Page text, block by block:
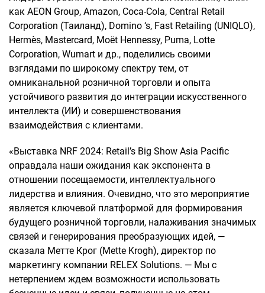
как AEON Group, Amazon, Coca-Cola, Central Retail
Corporation (Таиланд), Domino ‘s, Fast Retailing (UNIQLO),
Hermès, Mastercard, Moët Hennessy, Puma, Lotte
Corporation, Wumart и др., поделились своими
взглядами по широкому спектру тем, от
омниканальной розничной торговли и опыта
устойчивого развития до интеграции искусственного
интеллекта (ИИ) и совершенствования
взаимодействия с клиентами.
«Выставка NRF 2024: Retail’s Big Show Asia Pacific
оправдала наши ожидания как экспонента в
отношении посещаемости, интеллектуального
лидерства и влияния. Очевидно, что это мероприятие
является ключевой платформой для формирования
будущего розничной торговли, налаживания значимых
связей и генерирования преобразующих идей, —
сказала Метте Крог (Mette Krogh), директор по
маркетингу компании RELEX Solutions. — Мы с
нетерпением ждем возможности использовать